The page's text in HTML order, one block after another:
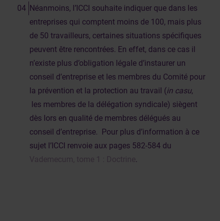
Néanmoins, l’ICCI souhaite indiquer que dans les
entreprises qui comptent moins de 100, mais plus
de 50 travailleurs, certaines situations spécifiques
peuvent être rencontrées. En effet, dans ce cas il
n’existe plus d’obligation légale d’instaurer un
conseil d’entreprise et les membres du Comité pour
la prévention et la protection au travail (in casu,
les membres de la délégation syndicale) siègent
dès lors en qualité de membres délégués au
conseil d’entreprise. Pour plus d’information à ce
sujet l’ICCI renvoie aux pages 582-584 du
Vademecum, tome 1 : Doctrine.